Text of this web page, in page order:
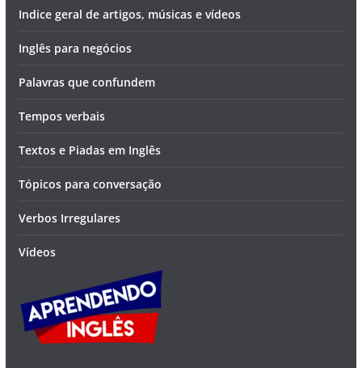
Indice geral de artigos, músicas e vídeos
Inglês para negócios
Palavras que confundem
Tempos verbais
Textos e Piadas em Inglês
Tópicos para conversação
Verbos Irregulares
Vídeos